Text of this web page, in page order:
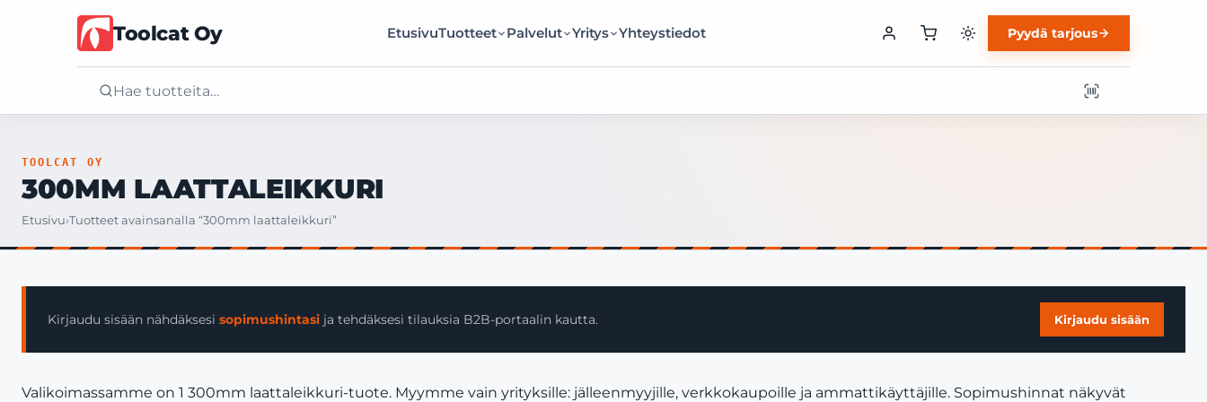
Toolcat Oy EtusivuTuotteet Palvelut Yritys Yhteystiedot Pyydä tarjous
Tuotteet
Yritys
TOOLCAT OY
300MM LAATTALEIKKURI
Etusivu›Tuotteet avainsanalla “300mm laattaleikkuri”
Kirjaudu sisään nähdäksesi sopimushintasi ja tehdäksesi tilauksia B2B-portaalin kautta. Kirjaudu sisään
Valikoimassamme on 1 300mm laattaleikkuri-tuote. Myymme vain yrityksille: jälleenmyyjille, verkkokaupoille ja ammattikäyttäjille. Sopimushinnat näkyvät